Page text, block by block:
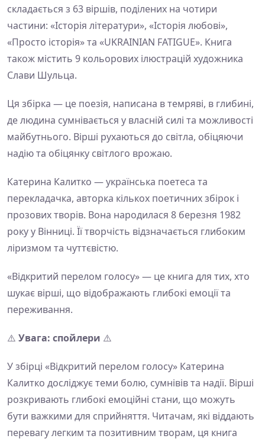
складається з 63 віршів, поділених на чотири
частини: «Історія літератури», «Історія любові»,
«Просто історія» та «UKRAINIAN FATIGUE». Книга
також містить 9 кольорових ілюстрацій художника
Слави Шульца.
Ця збірка — це поезія, написана в темряві, в глибині,
де людина сумнівається у власній силі та можливості
майбутнього. Вірші рухаються до світла, обіцяючи
надію та обіцянку світлого врожаю.
Катерина Калитко — українська поетеса та
перекладачка, авторка кількох поетичних збірок і
прозових творів. Вона народилася 8 березня 1982
року у Вінниці. Її творчість відзначається глибоким
ліризмом та чуттєвістю.
«Відкритий перелом голосу» — це книга для тих, хто
шукає вірші, що відображають глибокі емоції та
переживання.
⚠️ Увага: спойлери ⚠️
У збірці «Відкритий перелом голосу» Катерина
Калитко досліджує теми болю, сумнівів та надії. Вірші
розкривають глибокі емоційні стани, що можуть
бути важкими для сприйняття. Читачам, які віддають
перевагу легким та позитивним творам, ця книга